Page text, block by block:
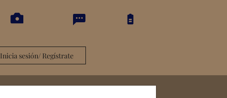
Inicia sesión/ Regístrate